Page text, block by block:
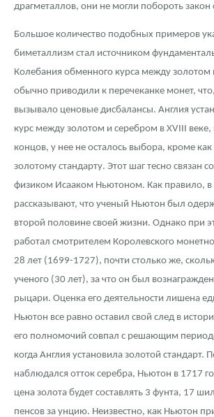
драгметаллов, они не могли побороть
Большое количество подобных примеров
биметаллизм стал источником
Колебания обменного курса между золотом
обычно приводили к перечеканке монет,
вызывало ценовые дисбалансы. Англия
курс между золотом и серебром в XVIII веке,
концов, у нее не осталось выбора, кроме как
золотому стандарту. Этот шаг тесно связан
физиком Исааком Ньютоном. Как правило, в
рассказывают, что ученый Ньютон был
второй половине своей жизни. Однако при
работал смотрителем Королевского
28 лет (1699-1727), почти столько же,
ученого (30 лет), за что он был
рыцари. Оценка его деятельности лишена
Ньютон все равно оставил свой след в
его полномочий совпал с решающим
когда Англия установила золотой стандарт.
наблюдался отток серебра, Ньютон в 1717
цена золота будет составлять 3 фунта, 17
пенсов за унцию. Неизвестно, как Ньютон